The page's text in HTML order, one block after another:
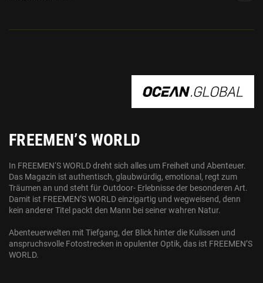
FREEMEN’S WORLD
In FREEMEN‘S WORLD dreht sich alles um Freiheit und Abenteuer.
Das Magazin ist authentisch, glaubwürdig, emotional, regt zum
Träumen an und steht für Outdoor- Erlebnisse der besonderen Art.
Damit ist FREEMEN’S WORLD einzigartig und wegweisend, denn
kein anderer Titel packt den Mann bei seiner wahren Natur.
Abenteuerwelten mit Tiefgang, der Blick hinter die Kulissen und
anspruchsvolle Fotostrecken in opulenter Optik, das ist FREEMEN’S
WORLD.